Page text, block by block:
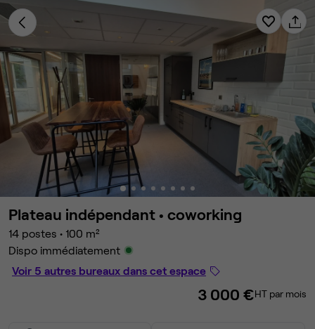
Plateau indépendant • coworking
14 postes • 100 m²
Dispo immédiatement
Voir 5 autres bureaux dans cet espace
3 000 €HT par mois